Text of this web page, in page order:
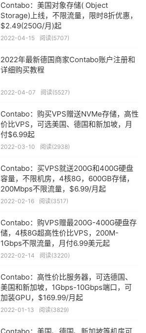
Contabo：美国对象存储( Object
Storage)上线，不限流量，限时8折优惠，
$2.49(250G/月)起
2022-04-15 阅读(5707)
2022年最新德国商家Contabo账户注册和
详细购买教程
2022-04-07 阅读(5527)
Contabo：购买VPS赠送NVMe存储，高性
价比VPS，可选美国、德国和新加坡，月
付$6.99起
2022-03-10 阅读(2938)
Contabo：买VPS就送200G和400G硬盘
容量，不限机房，4核8G，600GB存储，
200Mbps不限流量，$6.99/月起
2022-02-16 阅读(3517)
Contabo：购VPS赠最200G-400G硬盘存
储，4核8G超高性价比VPS，200M-
1Gbps不限流量，月付6.99美元起
2022-02-14 阅读(3220)
Contabo：高性价比服务器，可选德国、
美国和新加坡，1Gbps-10Gbps端口，可
加装GPU，$169.99/月起
2022-01-13 阅读(3829)